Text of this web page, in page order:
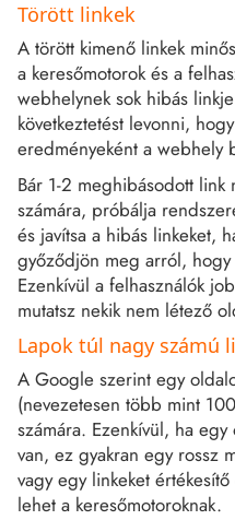
Törött linkek
A törött kimenő linkek
a keresőmotorok és a
webhelynek sok hibás
következtetést levonni,
eredményeként a webhely
Bár 1-2 meghibásodott
számára, próbálja
és javítsa a hibás linkeket,
győződjön meg arról, hogy
Ezenkívül a felhasználók
mutatsz nekik nem létező
Lapok túl nagy számú
A Google szerint egy
(nevezetesen több mint
számára. Ezenkívül, ha
van, ez gyakran egy rossz
vagy egy linkeket
lehet a keresőmotoroknak.